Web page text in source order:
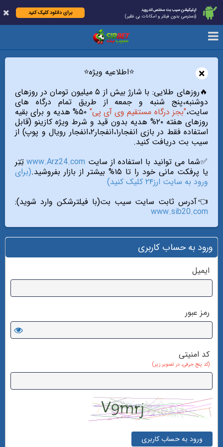
اپلیکیشن سیب بت مختص اندروید
(دسترسی بدون فیلتر و امکانات بی نظیر)
برای دانلود کلیک کنید
×
⭐️اطلاعیه ویژه⭐️
🔥روزهای طلایی: با شارژ بیش از ۵ میلیون تومان در روزهای
دوشنبه،پنج شنبه و جمعه از طریق تمام درگاه های
سایت،"بجز درگاه مستقیم وی آی پی"
۵۰% هدیه و برای بقیه
روزهای هفته ۲۰% هدیه بدون قید و شرط ویژه کازینو (قابل
استفاده فقط در بازی انفجار۱،انفجار۲،انفجار رویال و پوپ) از
سیب بت دریافت کنید.
✅شما می توانید با استفاده از سایت www.Arz24.com تِتِر
یا پرفکت مانی خود را تا ۱۵% بیشتر از بازار بفروشید.
(برای
ورود به سایت ارز۲۴ کلیک کنید)
👈آدرس ثابت سایت سیب بت(با فیلترشکن وارد شوید):
www.sib20.com
ورود به حساب کاربری
ایمیل
رمز عبور
کد امنیتی
(کد پنج حرفی، در تصویر زیر)
ورود به حساب کاربری